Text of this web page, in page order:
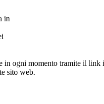
in
ogni momento tramite il
sito web.